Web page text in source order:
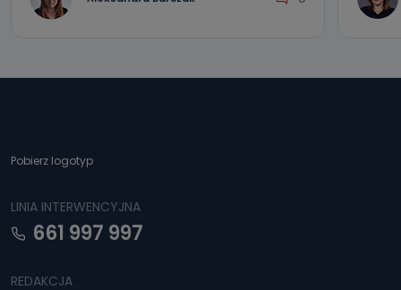
Pobierz logotyp
LINIA INTERWENCYJNA
661 997 997
REDAKCJA